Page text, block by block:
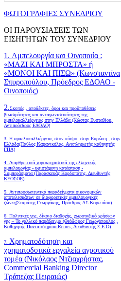
ΦΩΤΟΓΡΑΦΙΕΣ ΣΥΝΕΔΡΙΟΥ
ΟΙ ΠΑΡΟΥΣΙΑΣΕΙΣ ΤΩΝ
ΕΙΣΗΓΗΤΩΝ ΤΟΥ ΣΥΝΕΔΡΙΟΥ
1. Αμπελουργία και Οινοποιία :
«ΜΑΖΙ ΚΑΙ ΜΠΡΟΣΤΑ» ή
«ΜΟΝΟΙ ΚΑΙ ΠΙΣΩ» (Κωνσταντίνα
Σπυροπούλου, Πρόεδρος ΕΔΟΑΟ -
Οινοποιός)
2.Σκοπός , αποδέκτες, όροι και προϋποθέσεις
βιωσιμότητας και ανταγωνιστικότητας της
αμπελοκαλλιέργειας στην Ελλάδα (Κώστας Ευσταθίου,
Αντιπρόεδρος ΕΔΟΑΟ)
3. Η αμπελοκαλλιέργεια, στον κόσμο, στην Ευρώπη , στην
Ελλάδα(Παύλος Καρανικόλας, Αναπληρωτής καθηγητής
ΓΠΑ)
4. Διαρθρωτικά χαρακτηριστικά της ελληνικής
αμπελουργίας - υφιστάμενη κατάσταση -
Συμπεράσματα (Παρασκευάς Κορδοπάτης, Διευθυντής
ΚΕΟΣΟΕ)
5. Αντιπροσωπευτικά παραδείγματα οικονομικών
αποτελεσμάτων σε διαφορετικές αμπελουργικές
ζώνες(Σταμάτης Γεωργάκης, Πρόεδρος ΑΣ Κορωπίου)
6. Πολιτικές γης, δίκαιο διαδοχής, χωροταξικό χρήσεων
γης – Το γαλλικό παράδειγμα (Θεόδωρος Γεωργόπουλος ,
Καθηγητής Πανεπιστημίου Reims, Διευθυντής Σ.Ε.Ο)
7. Χρηματοδότηση και
χρηματοδοτικά εργαλεία αγροτικού
τομέα (Νικόλαος Ντζιαχρήστας,
Commercial Banking Director
Τράπεζας Πειραιώς)